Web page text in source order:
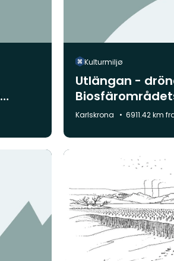
Kulturmiljø
Utlängan -
naturlandskap
Kommune:
Karlskrona 6911.42 km